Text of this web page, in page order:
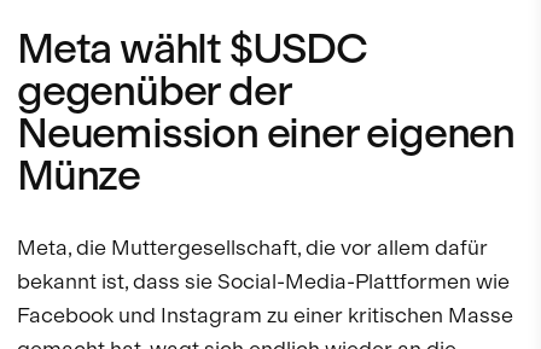
Meta wählt $USDC
gegenüber der
Neuemission einer eigenen
Münze
Meta, die Muttergesellschaft, die vor allem dafür
bekannt ist, dass sie Social-Media-Plattformen wie
Facebook und Instagram zu einer kritischen Masse